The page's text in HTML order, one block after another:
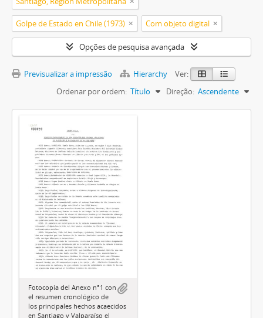
Golpe de Estado en Chile (1973) Com objeto digital
Opções de pesquisa avançada
Previsualizar a impressão Hierarchy
Ver:
Ordenar por ordem: Título Direção: Ascendente
Fotocopia del Anexo n°1 con
el resumen cronológico de
los principales hechos acaecidos
en Santiago y Valparaíso el